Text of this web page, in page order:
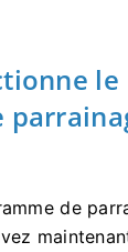
le
de